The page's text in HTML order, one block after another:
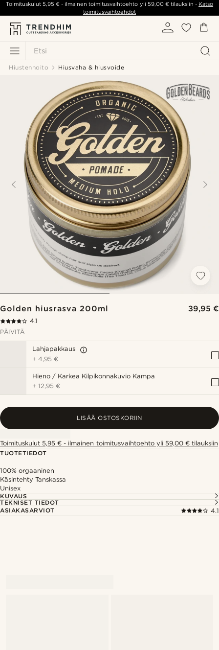
Etsi
Toimituskulut5,95 € - ilmainen toimitusvaihtoehto yli 59,00 €tilauksiin - Katso
toimitusvaihtoehdot
Hiustenhoito Hiusvaha & hiusvoide
Golden hiusrasva 200ml 39,95 €
4.1
PÄIVITÄ
Lahjapakkaus
+4,95 €
Hieno / Karkea Kilpikonnakuvio Kampa
+12,95 €
LISÄÄ OSTOSKORIIN
Toimituskulut 5,95 € - ilmainen toimitusvaihtoehto yli 59,00 € tilauksiin
TUOTETIEDOT
100% orgaaninen
Käsintehty Tanskassa
Unisex
KUVAUS
TEKNISET TIEDOT
ASIAKASARVIOT
4.1